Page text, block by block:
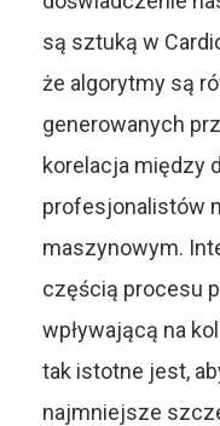
są sztuką w
że algorytmy są
generowanych
korelacja między
profesjonalistów
maszynowym.
częścią procesu
wpływającą na
tak istotne jest,
najmniejsze